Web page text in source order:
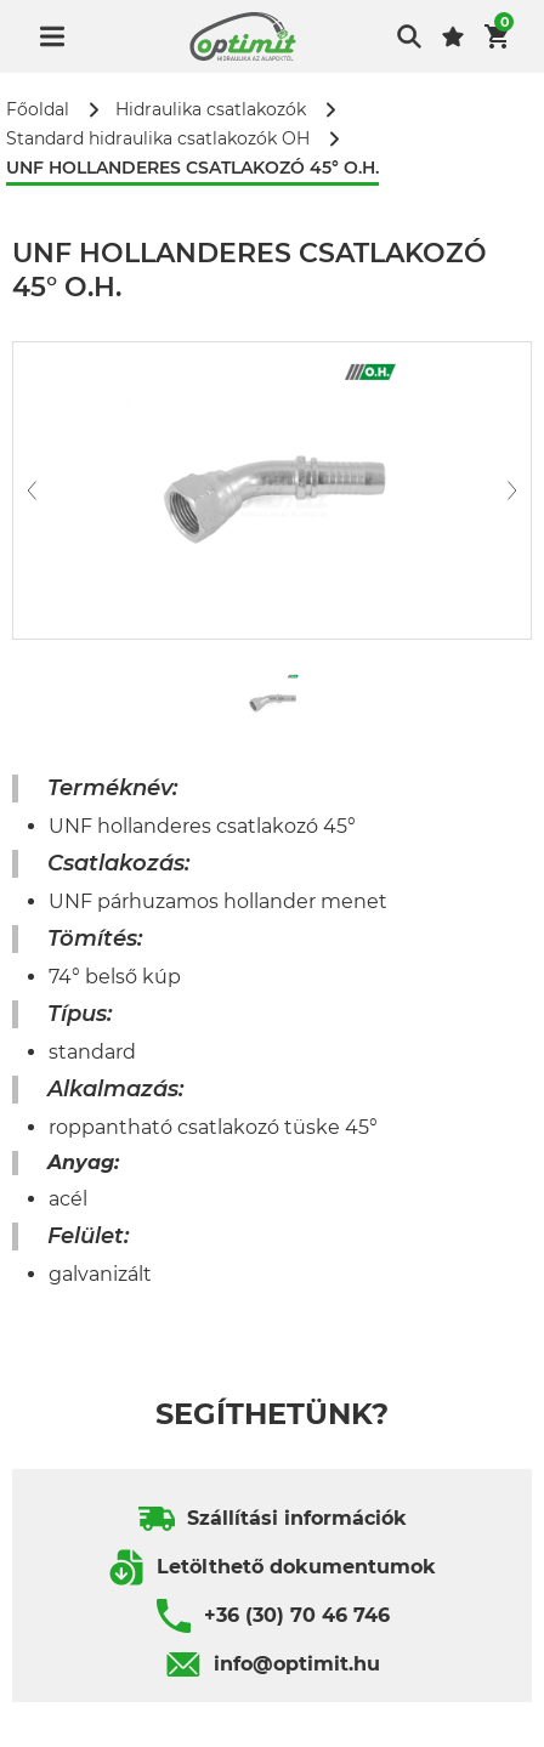
0
Főoldal
Hidraulika csatlakozók
Standard hidraulika csatlakozók OH
UNF HOLLANDERES CSATLAKOZÓ 45° O.H.
UNF HOLLANDERES CSATLAKOZÓ
45° O.H.
Terméknév:
UNF hollanderes csatlakozó 45°
Csatlakozás:
UNF párhuzamos hollander menet
Tömítés:
74° belső kúp
Típus:
standard
Alkalmazás:
roppantható csatlakozó tüske 45°
Anyag:
acél
Felület:
galvanizált
SEGÍTHETÜNK?
Szállítási információk
Letölthető dokumentumok
+36 (30) 70 46 746
info@optimit.hu